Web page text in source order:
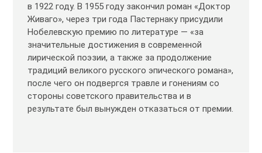
в 1922 году. В 1955 году закончил роман «Доктор
Живаго», через три года Пастернаку присудили
Нобелевскую премию по литературе — «за
значительные достижения в современной
лирической поэзии, а также за продолжение
традиций великого русского эпического романа»,
после чего он подвергся травле и гонениям со
стороны советского правительства и в
результате был вынужден отказаться от премии.